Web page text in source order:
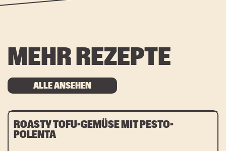
MEHR REZEPTE
ALLE ANSEHEN
ROASTY TOFU-GEMÜSE MIT PESTO-
POLENTA